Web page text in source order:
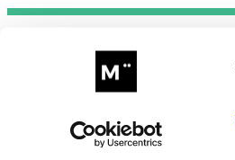
Privatlivspolitik